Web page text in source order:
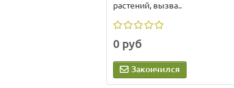
растений, вызва..
0 руб
Закончился